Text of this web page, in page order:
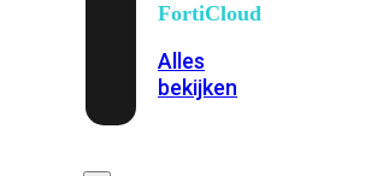
FortiCloud
Alles
bekijken